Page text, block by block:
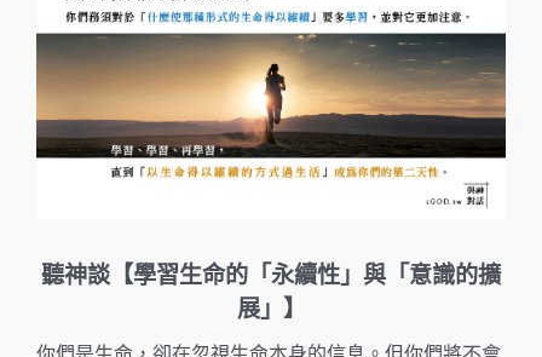
k
聽神談【學習生命的「永續性」與「意識的擴
展」 】